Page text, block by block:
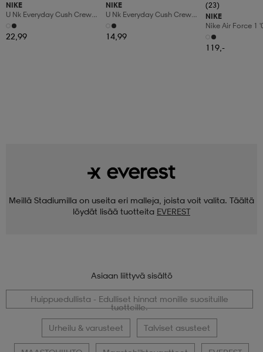
NIKE
U Nk Everyday Cush Crew
6pr-Bd
22,99
NIKE
U Nk Everyday Cush Crew
3pr
14,99
(23)
NIKE
Nike Air Force 1
Shoes
119,-
Meillä Stadiumilla on useita eri malleja, joista voit valita. Täältä
löydät lisää tuotteita EVEREST
Asiaan liittyvä sisältö
Huippuedullista - Edulliset hinnat monille suosituille
tuotteille.
Urheilu & varusteet Talviset asusteet